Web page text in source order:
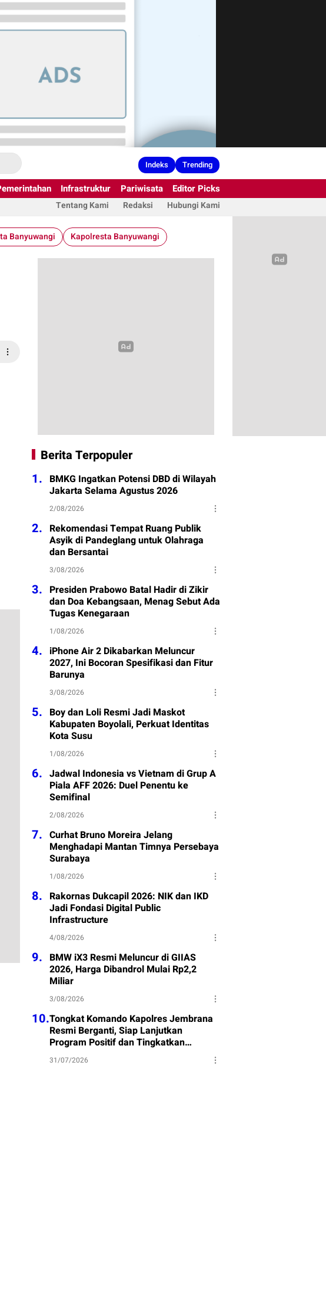
Indeks Trending
Infrastruktur Pariwisata Editor Picks
Tentang Kami Redaksi Hubungi Kami
Banyuwangi Kapolresta Banyuwangi
Berita Terpopuler
1. BMKG Ingatkan Potensi DBD di Wilayah
Jakarta Selama Agustus 2026
2/08/2026
2. Rekomendasi Tempat Ruang Publik
Asyik di Pandeglang untuk Olahraga
dan Bersantai
3/08/2026
3. Presiden Prabowo Batal Hadir di Zikir
dan Doa Kebangsaan, Menag Sebut Ada
Tugas Kenegaraan
1/08/2026
4. iPhone Air 2 Dikabarkan Meluncur
2027, Ini Bocoran Spesifikasi dan Fitur
Barunya
3/08/2026
5. Boy dan Loli Resmi Jadi Maskot
Kabupaten Boyolali, Perkuat Identitas
Kota Susu
1/08/2026
6. Jadwal Indonesia vs Vietnam di Grup A
Piala AFF 2026: Duel Penentu ke
Semifinal
2/08/2026
7. Curhat Bruno Moreira Jelang
Menghadapi Mantan Timnya Persebaya
Surabaya
1/08/2026
8. Rakornas Dukcapil 2026: NIK dan IKD
Jadi Fondasi Digital Public
Infrastructure
4/08/2026
9. BMW iX3 Resmi Meluncur di GIIAS
2026, Harga Dibandrol Mulai Rp2,2
Miliar
3/08/2026
10.Tongkat Komando Kapolres Jembrana
Resmi Berganti, Siap Lanjutkan
Program Positif dan Tingkatkan
Pelayanan
31/07/2026